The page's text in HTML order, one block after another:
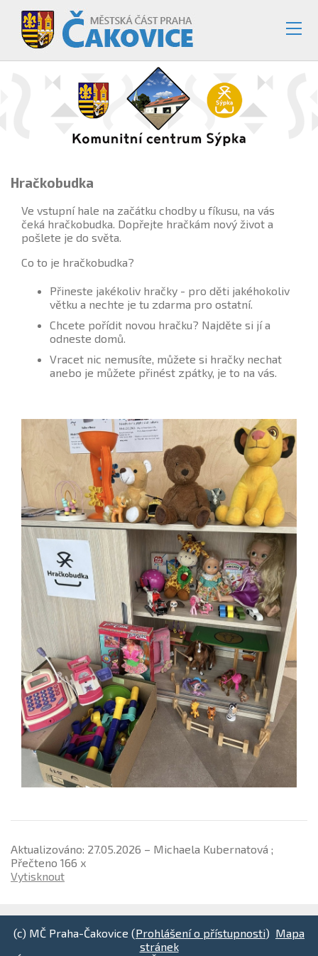
Hračkobudka
Ve vstupní hale na začátku chodby u fíkusu, na vás
čeká hračkobudka. Dopřejte hračkám nový život a
pošlete je do světa.
Co to je hračkobudka?
Přineste jakékoliv hračky - pro děti jakéhokoliv
větku a nechte je tu zdarma pro ostatní.
Chcete pořídit novou hračku? Najděte si jí a
odneste domů.
Vracet nic nemusíte, můžete si hračky nechat
anebo je můžete přinést zpátky, je to na vás.
Aktualizováno: 27.05.2026 – Michaela Kubernatová ;
Přečteno 166 x
Vytisknout
(c) MČ Praha-Čakovice (Prohlášení o přístupnosti) Mapa
stránek